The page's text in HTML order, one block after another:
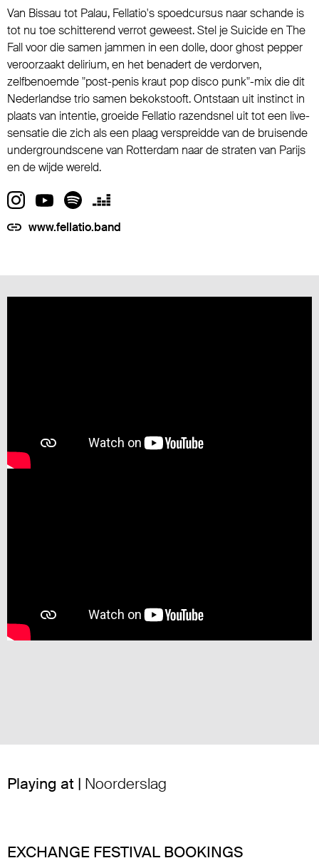
Van Bissau tot Palau, Fellatio's spoedcursus naar schande is
tot nu toe schitterend verrot geweest. Stel je Suicide en The
Fall voor die samen jammen in een dolle, door ghost pepper
veroorzaakt delirium, en het benadert de verdorven,
zelfbenoemde "post-penis kraut pop disco punk"-mix die dit
Nederlandse trio samen bekokstooft. Ontstaan uit instinct in
plaats van intentie, groeide Fellatio razendsnel uit tot een live-
sensatie die zich als een plaag verspreidde van de bruisende
undergroundscene van Rotterdam naar de straten van Parijs
en de wijde wereld.
www.fellatio.band
Playing at | Noorderslag
EXCHANGE FESTIVAL BOOKINGS